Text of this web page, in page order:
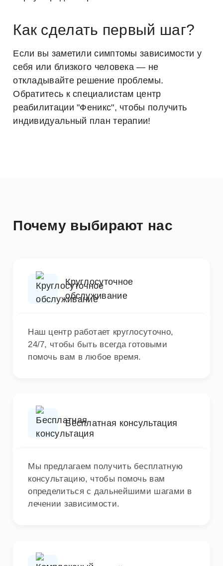
Как сделать первый шаг?
Если вы заметили симптомы зависимости у
себя или близкого человека — не
откладывайте решение проблемы.
Обратитесь к специалистам центр
реабилитации "Феникс", чтобы получить
индивидуальный план терапии!
Почему выбирают нас
Круглосуточное
обслуживание
Наш центр работает круглосуточно,
24/7, чтобы быть всегда готовыми
помочь вам в любое время.
Бесплатная консультация
Мы предлагаем получить бесплатную
консультацию, чтобы помочь вам
определиться с дальнейшими шагами в
лечении зависимости.